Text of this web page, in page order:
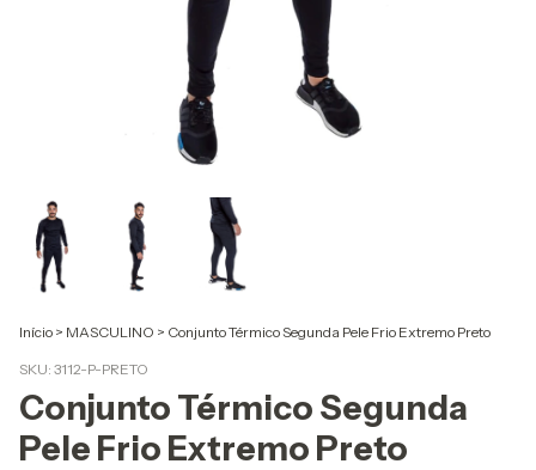
Início > MASCULINO > Conjunto Térmico Segunda Pele Frio Extremo Preto
SKU: 3112-P-PRETO
Conjunto Térmico Segunda
Pele Frio Extremo Preto